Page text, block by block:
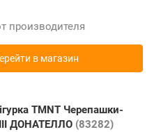
производителя
в магазин
TMNT Черепашки-
III ДОНАТЕЛЛО (83282)